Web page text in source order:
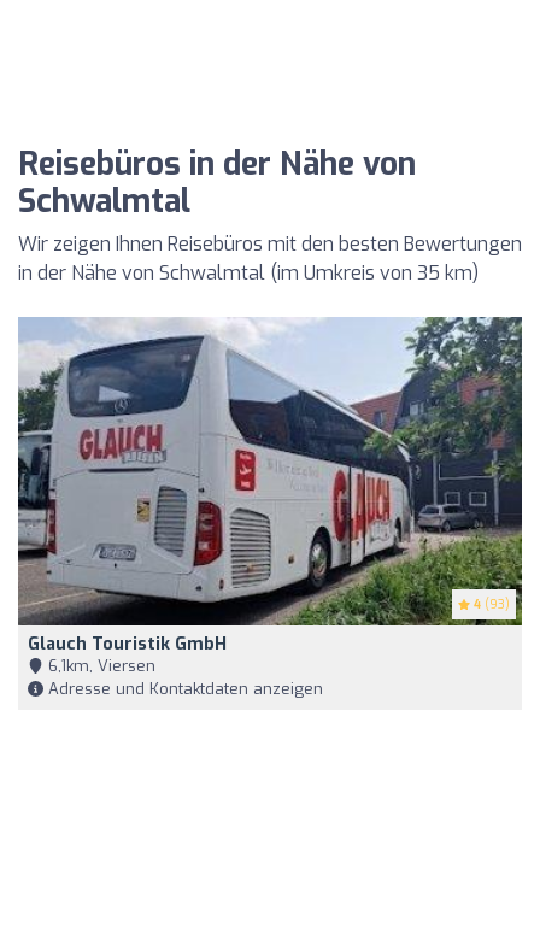
Reisebüros in der Nähe von
Schwalmtal
Wir zeigen Ihnen Reisebüros mit den besten Bewertungen
in der Nähe von Schwalmtal (im Umkreis von 35 km)
4 (93)
Glauch Touristik GmbH
6,1km, Viersen
Adresse und Kontaktdaten anzeigen